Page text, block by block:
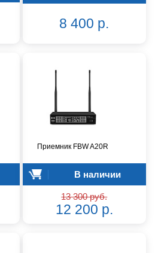
8 400 р.
Приемник FBW A20R
В наличии
13 300 руб.
12 200 р.